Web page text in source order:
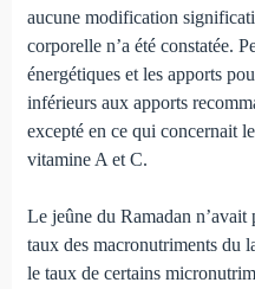
aucune modification
corporelle n’a été constatée.
énergétiques et les apports
inférieurs aux apports
excepté en ce qui concernait
vitamine A et C.
Le jeûne du Ramadan
taux des macronutriments du
le taux de certains